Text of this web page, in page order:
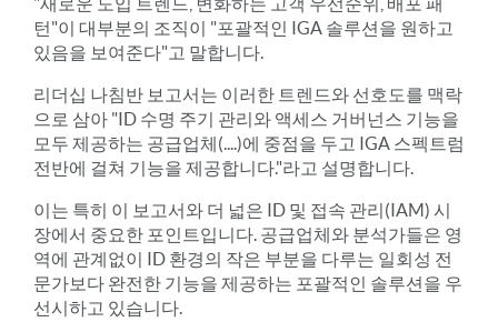
턴"이 대부분의 조직이 "포괄적인 IGA 솔루션을 원하고
있음을 보여준다"고 말합니다.
리더십 나침반 보고서는 이러한 트렌드와 선호도를 맥락
으로 삼아 "ID 수명 주기 관리와 액세스 거버넌스 기능을
모두 제공하는 공급업체(....)에 중점을 두고 IGA 스펙트럼
전반에 걸쳐 기능을 제공합니다."라고 설명합니다.
이는 특히 이 보고서와 더 넓은 ID 및 접속 관리(IAM) 시
장에서 중요한 포인트입니다. 공급업체와 분석가들은 영
역에 관계없이 ID 환경의 작은 부분을 다루는 일회성 전
문가보다 완전한 기능을 제공하는 포괄적인 솔루션을 우
선시하고 있습니다.